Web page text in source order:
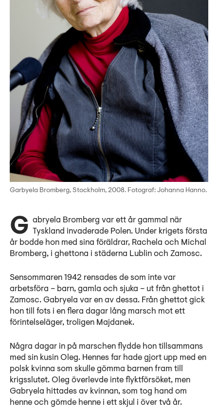
Garbyela Bromberg, Stockholm, 2008. Fotograf: Johanna Hanno.
Gabryela Bromberg var ett år gammal när Tyskland invaderade Polen. Under krigets första
år bodde hon med sina föräldrar, Rachela och Michal
Bromberg, i ghettona i städerna Lublin och Zamosc.
Sensommaren 1942 rensades de som inte var
arbetsföra – barn, gamla och sjuka – ut från ghettot i
Zamosc. Gabryela var en av dessa. Från ghettot gick
hon till fots i en flera dagar lång marsch mot ett
förintelseläger, troligen Majdanek.
Några dagar in på marschen flydde hon tillsammans
med sin kusin Oleg. Hennes far hade gjort upp med en
polsk kvinna som skulle gömma barnen fram till
krigsslutet. Oleg överlevde inte flyktförsöket, men
Gabryela hittades av kvinnan, som tog hand om
henne och gömde henne i ett skjul i över två år.